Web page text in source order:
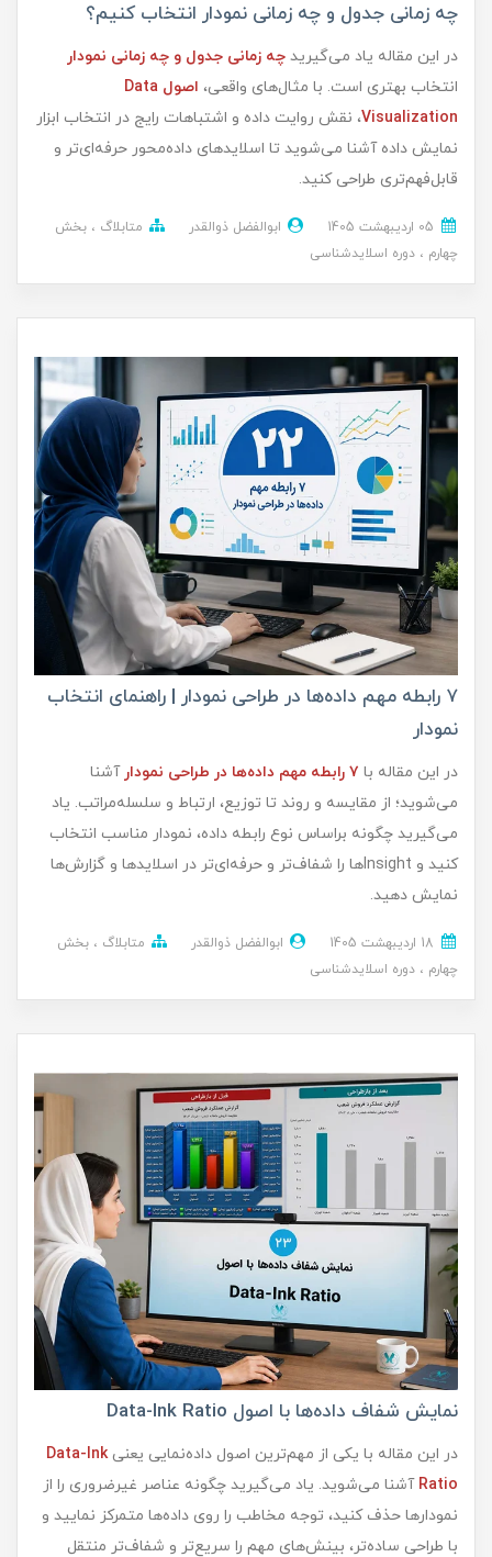
چه زمانی جدول و چه زمانی نمودار انتخاب کنیم؟
در این مقاله یاد می‌گیرید چه زمانی جدول و چه زمانی نمودار
انتخاب بهتری است. با مثال‌های واقعی،
اصول Data
Visualization، نقش روایت داده و اشتباهات رایج در انتخاب ابزار
نمایش داده آشنا می‌شوید تا اسلایدهای داده‌محور حرفه‌ای‌تر و
قابل‌فهم‌تری طراحی کنید.
ابوالفضل ذوالقدر متابلاگ
بخش
چهارم
دوره اسلایدشناسی
۷ رابطه مهم داده‌ها در طراحی نمودار | راهنمای انتخاب
نمودار
در این مقاله با ۷ رابطه مهم داده‌ها در طراحی نمودار
آشنا
می‌شوید؛ از مقایسه و روند تا توزیع، ارتباط و سلسله‌مراتب. یاد
می‌گیرید چگونه براساس نوع رابطه داده، نمودار مناسب انتخاب
کنید و Insightها را شفاف‌تر و حرفه‌ای‌تر در اسلایدها و گزارش‌ها
نمایش دهید.
ابوالفضل ذوالقدر متابلاگ
بخش
چهارم
دوره اسلایدشناسی
نمایش شفاف داده‌ها با اصول Data-Ink Ratio
در این مقاله با یکی از مهم‌ترین اصول داده‌نمایی یعنیData-Ink
Ratio آشنا می‌شوید. یاد می‌گیرید چگونه عناصر غیرضروری را از
نمودارها حذف کنید، توجه مخاطب را روی داده‌ها متمرکز نمایید و
با طراحی ساده‌تر، بینش‌های مهم را سریع‌تر و شفاف‌تر منتقل